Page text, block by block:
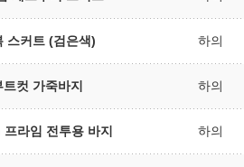
스커트 (검은색) 하의
트컷 가죽바지 하의
라임 전투용 바지 하의